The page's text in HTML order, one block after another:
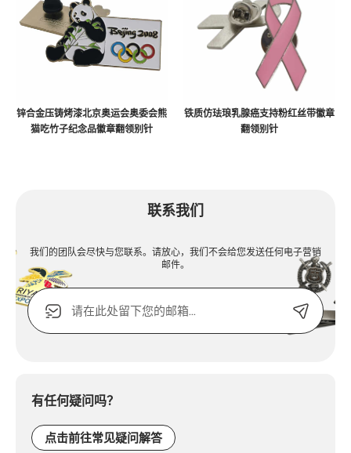
锌合金压铸烤漆北京奥运会奥委会熊
猫吃竹子纪念品徽章翻领别针
铁质仿珐琅乳腺癌支持粉红丝带徽章
翻领别针
联系我们
我们的团队会尽快与您联系。请放心，我们不会给您发送任何电子营销
邮件。
电
子
邮
电
有任何疑问吗？
点击前往常见疑问解答